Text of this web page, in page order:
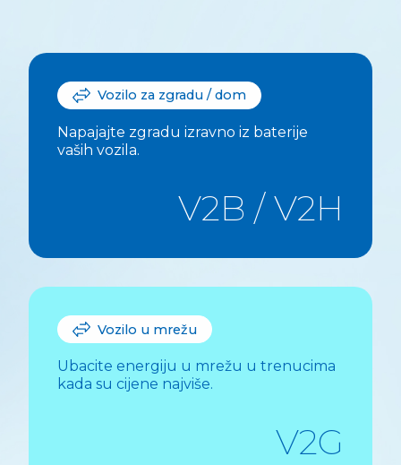
Vozilo za zgradu / dom
Napajajte zgradu izravno iz baterije
vaših vozila.
V2B / V2H
Vozilo u mrežu
Ubacite energiju u mrežu u trenucima
kada su cijene najviše.
V2G